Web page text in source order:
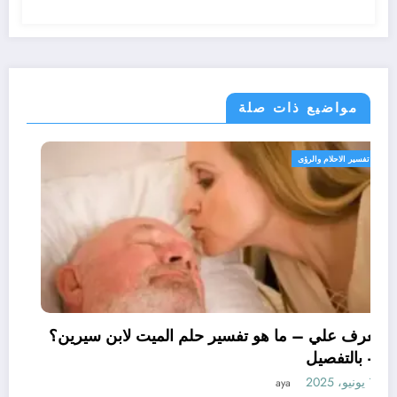
مواضيع ذات صلة
تفسير الاحلام والرؤى
تعرف علي – ما هو تفسير حلم الميت لابن سيرين؟
– بالتفصيل
11 يونيو، 2025